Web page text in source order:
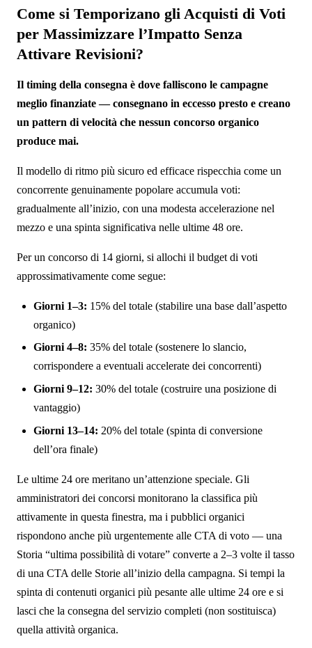
Come si Temporizano gli Acquisti di Voti
per Massimizzare l’Impatto Senza
Attivare Revisioni?
Il timing della consegna è dove falliscono le campagne
meglio finanziate — consegnano in eccesso presto e creano
un pattern di velocità che nessun concorso organico
produce mai.
Il modello di ritmo più sicuro ed efficace rispecchia come un
concorrente genuinamente popolare accumula voti:
gradualmente all’inizio, con una modesta accelerazione nel
mezzo e una spinta significativa nelle ultime 48 ore.
Per un concorso di 14 giorni, si allochi il budget di voti
approssimativamente come segue:
Giorni 1–3: 15% del totale (stabilire una base dall’aspetto
organico)
Giorni 4–8: 35% del totale (sostenere lo slancio,
corrispondere a eventuali accelerate dei concorrenti)
Giorni 9–12: 30% del totale (costruire una posizione di
vantaggio)
Giorni 13–14: 20% del totale (spinta di conversione
dell’ora finale)
Le ultime 24 ore meritano un’attenzione speciale. Gli
amministratori dei concorsi monitorano la classifica più
attivamente in questa finestra, ma i pubblici organici
rispondono anche più urgentemente alle CTA di voto — una
Storia “ultima possibilità di votare” converte a 2–3 volte il tasso
di una CTA delle Storie all’inizio della campagna. Si tempi la
spinta di contenuti organici più pesante alle ultime 24 ore e si
lasci che la consegna del servizio completi (non sostituisca)
quella attività organica.